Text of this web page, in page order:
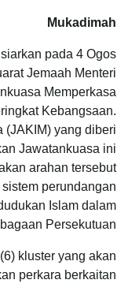
Mukadimah
pada 4 Ogos
Jemaah Menteri
Memperkasa
Kebangsaan.
(JAKIM) yang diberi
Jawatankuasa ini
arahan tersebut
perundangan
Islam dalam
Persekutuan.
kluster yang akan
perkara berkaitan: